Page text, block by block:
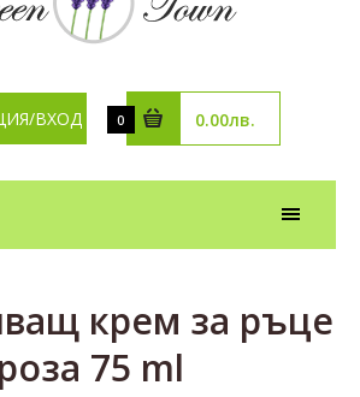
ВХОД 0 0.00лв.
крем за ръце
роза 75 ml